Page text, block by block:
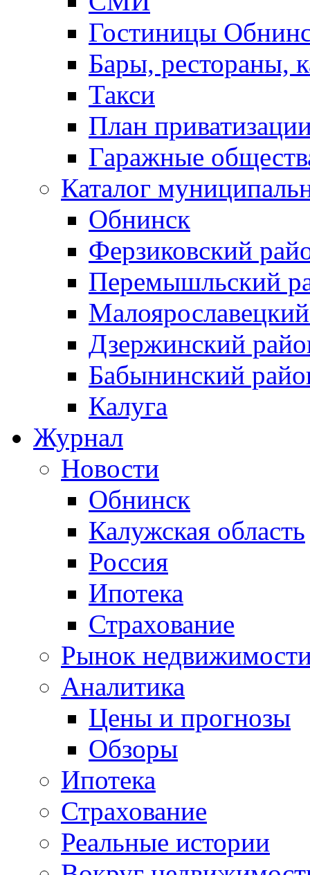
Гостиницы
Бары, рестораны,
Такси
План
Гаражные
Каталог
Обнинск
Ферзиковский
Перемышльский
Дзержинский
Бабынинский
Калуга
Журнал
Новости
Обнинск
Калужская область
Россия
Ипотека
Страхование
Рынок
Аналитика
Цены и прогнозы
Обзоры
Ипотека
Страхование
Реальные истории